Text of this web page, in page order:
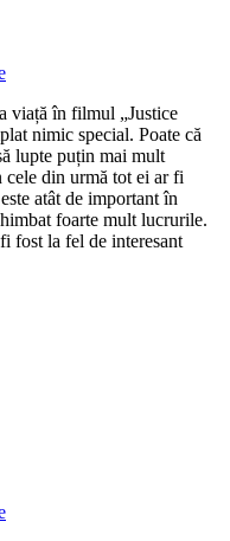
viață în filmul „Justice
nimic special. Poate că
lupte puțin mai mult
din urmă tot ei ar fi
atât de important în
foarte mult lucrurile.
fost la fel de interesant